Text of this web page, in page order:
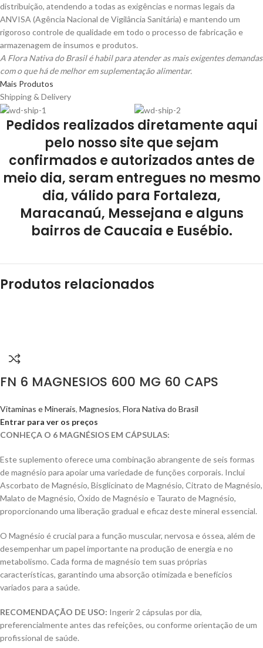
distribuição, atendendo a todas as exigências e normas legais da
ANVISA (Agência Nacional de Vigilância Sanitária) e mantendo um
rigoroso controle de qualidade em todo o processo de fabricação e
armazenagem de insumos e produtos.
A Flora Nativa do Brasil é habil para atender as mais exigentes demandas
com o que há de melhor em suplementação alimentar.
Mais Produtos
Shipping & Delivery
Pedidos realizados diretamente aqui
pelo nosso site que sejam
confirmados e autorizados antes de
meio dia, seram entregues no mesmo
dia, válido para Fortaleza,
Maracanaú, Messejana e alguns
bairros de Caucaia e Eusébio.
Produtos relacionados
FN 6 MAGNESIOS 600 MG 60 CAPS
Vitaminas e Minerais, Magnesios, Flora Nativa do Brasil
Entrar para ver os preços
CONHEÇA O 6 MAGNÉSIOS EM CÁPSULAS:
Este suplemento oferece uma combinação abrangente de seis formas
de magnésio para apoiar uma variedade de funções corporais. Inclui
Ascorbato de Magnésio, Bisglicinato de Magnésio, Citrato de Magnésio,
Malato de Magnésio, Óxido de Magnésio e Taurato de Magnésio,
proporcionando uma liberação gradual e eficaz deste mineral essencial.
O Magnésio é crucial para a função muscular, nervosa e óssea, além de
desempenhar um papel importante na produção de energia e no
metabolismo. Cada forma de magnésio tem suas próprias
características, garantindo uma absorção otimizada e benefícios
variados para a saúde.
RECOMENDAÇÃO DE USO: Ingerir 2 cápsulas por dia,
preferencialmente antes das refeições, ou conforme orientação de um
profissional de saúde.